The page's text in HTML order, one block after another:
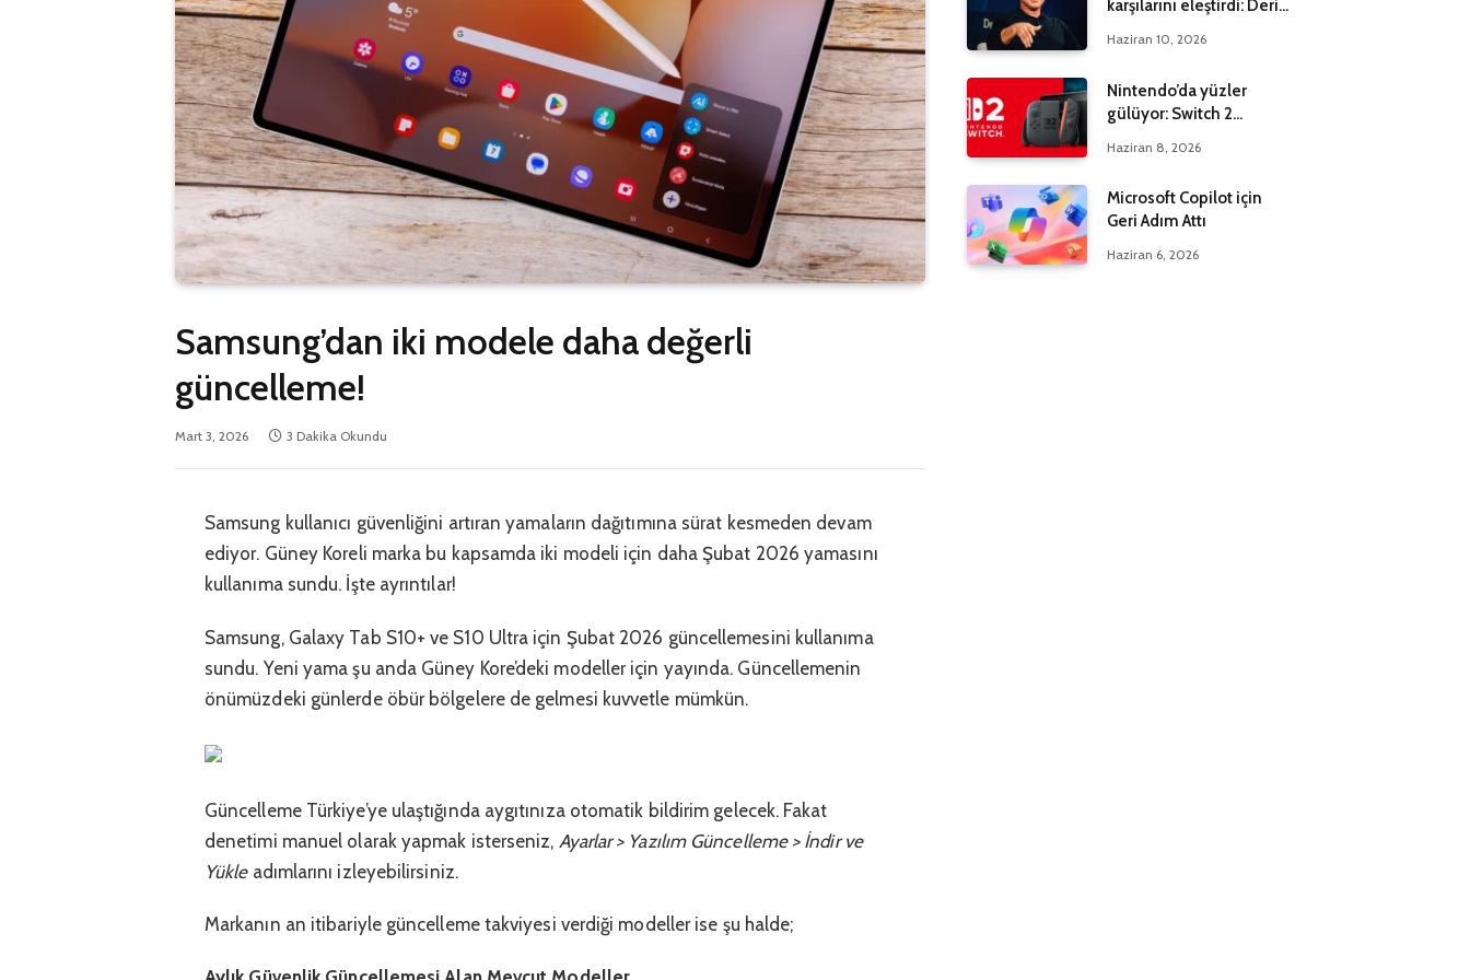
Samsung’dan iki modele daha değerli
güncelleme!
Mart 3, 2026 3 Dakika Okundu
Samsung kullanıcı güvenliğini artıran yamaların dağıtımına sürat kesmeden devam
ediyor. Güney Koreli marka bu kapsamda iki modeli için daha Şubat 2026 yamasını
kullanıma sundu. İşte ayrıntılar!
Samsung, Galaxy Tab S10+ ve S10 Ultra için Şubat 2026 güncellemesini kullanıma
sundu. Yeni yama şu anda Güney Kore’deki modeller için yayında. Güncellemenin
önümüzdeki günlerde öbür bölgelere de gelmesi kuvvetle mümkün.
Güncelleme Türkiye’ye ulaştığında aygıtınıza otomatik bildirim gelecek. Fakat
denetimi manuel olarak yapmak isterseniz, Ayarlar > Yazılım Güncelleme > İndir ve
Yükleadımlarını izleyebilirsiniz.
Markanın an itibariyle güncelleme takviyesi verdiği modeller ise şu halde;
karşılarını eleştirdi: Derin
Haziran 10, 2026
Nintendo’da yüzler
gülüyor: Switch 2
Haziran 8, 2026
Microsoft Copilot için
Geri Adım Attı
Haziran 6, 2026